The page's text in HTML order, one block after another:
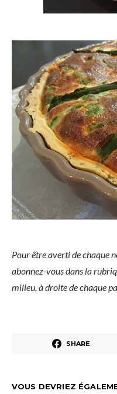
Pour être averti de chaque
abonnez-vous dans la
milieu, à droite de chaque
SHARE
VOUS DEVRIEZ